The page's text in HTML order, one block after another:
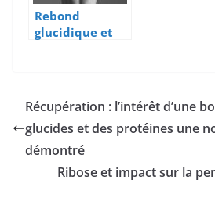
Rebond
glucidique et
muscles après
une sèche ?
Récupération : l’intérêt d’une
glucides et des protéines une
démontré
Ribose et impact sur la